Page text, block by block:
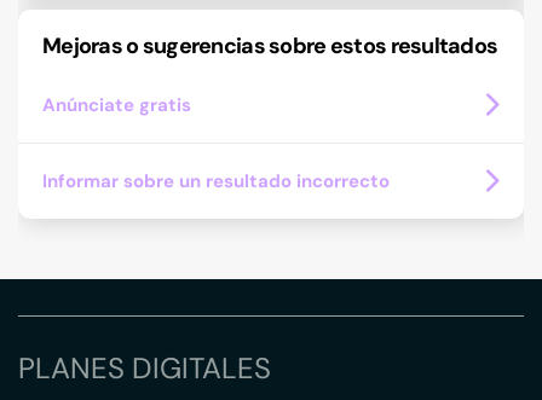
Mejoras o sugerencias sobre estos resultados
Anúnciate gratis
Informar sobre un resultado incorrecto
PLANES DIGITALES